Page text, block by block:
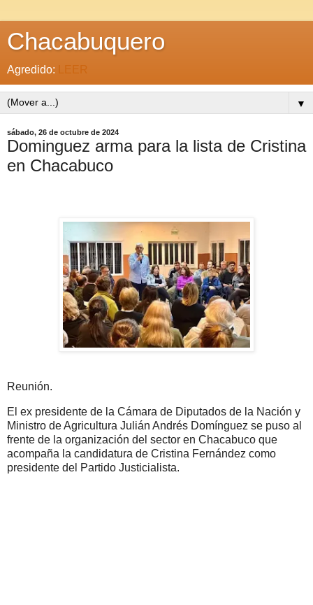
Chacabuquero
Agredido: LEER
▼
sábado, 26 de octubre de 2024
Dominguez arma para la lista de Cristina
en Chacabuco
Reunión.
El ex presidente de la Cámara de Diputados de la Nación y
Ministro de Agricultura Julián Andrés Domínguez se puso al
frente de la organización del sector en Chacabuco que
acompaña la candidatura de Cristina Fernández como
presidente del Partido Justicialista.